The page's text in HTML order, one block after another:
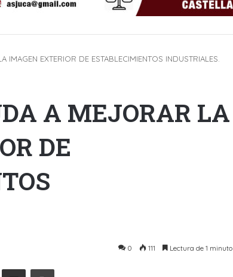
IMAGEN EXTERIOR DE ESTABLECIMIENTOS INDUSTRIALES.
A MEJORAR LA
DE
0 111 Lectura de 1 minuto
Compartir por Email Imprimir